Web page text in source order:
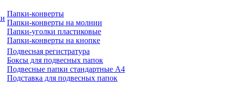
Папки-конверты
Папки-конверты на молнии
Папки-уголки пластиковые
Папки-конверты на кнопке
Подвесная регистратура
Боксы для подвесных папок
Подвесные папки стандартные А4
Подставка для подвесных папок